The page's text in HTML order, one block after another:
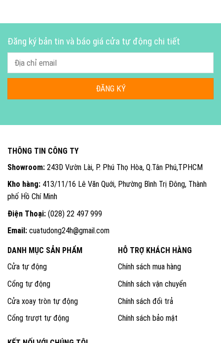
Đăng ký bản tin và báo giá cửa tự động chi tiết
THÔNG TIN CÔNG TY
Showroom: 243D Vườn Lài, P. Phú Thọ Hòa, Q.Tân Phú,TPHCM
Kho hàng: 413/11/16 Lê Văn Quới, Phường Bình Trị Đông, Thành
phố Hồ Chí Minh
Điện Thoại: (028) 22 497 999
Email: cuatudong24h@gmail.com
DANH MỤC SẢN PHẨM
Cửa tự động
Cổng tự động
Cửa xoay tròn tự động
Cổng trượt tự động
HỖ TRỢ KHÁCH HÀNG
Chính sách mua hàng
Chính sách vận chuyển
Chính sách đổi trả
Chính sách bảo mật